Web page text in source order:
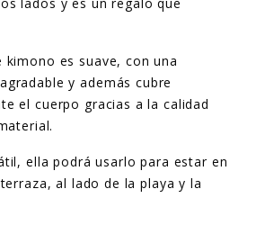
kimono es suave, con una
y además cubre
el cuerpo gracias a la calidad
ella podrá usarlo para estar en
al lado de la playa y la